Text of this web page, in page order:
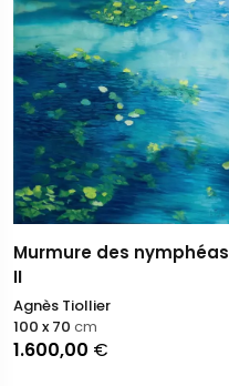
Murmure des nymphéas
II
Agnès Tiollier
1.600,00 €
100 x 70 cm